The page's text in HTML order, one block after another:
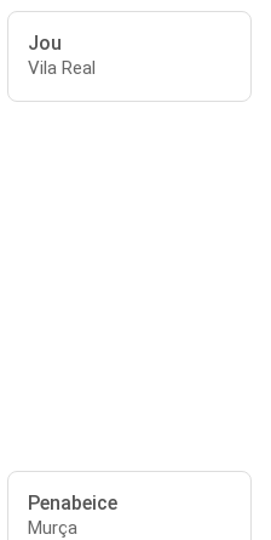
Jou
Vila Real
Penabeice
Murça